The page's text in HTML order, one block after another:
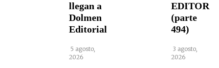
llegan a
Dolmen
Editorial
5 agosto,
2026
EDITOR
(parte
494)
3 agosto,
2026